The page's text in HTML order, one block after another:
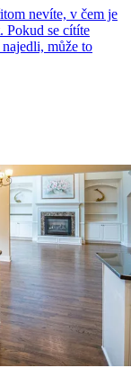
nevíte, v čem je
Pokud se cítíte
může to